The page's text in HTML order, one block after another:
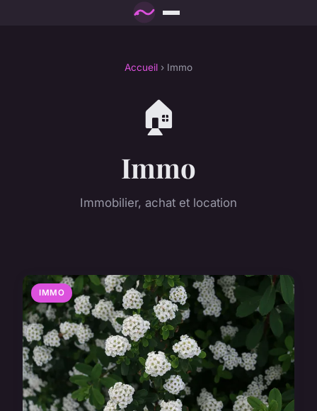
Accueil › Immo
🏠
Immo
Immobilier, achat et location
IMMO